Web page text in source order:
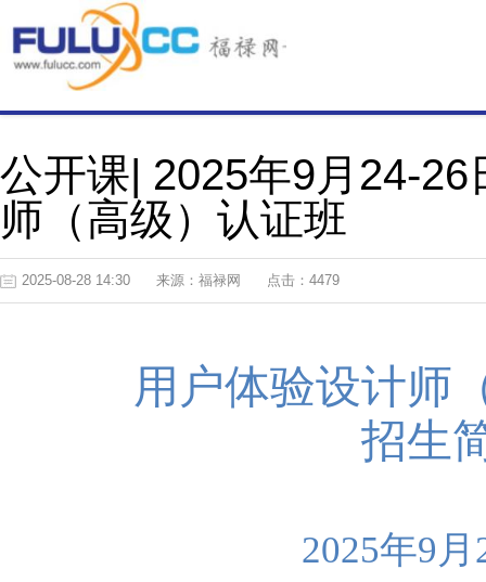
公开课| 2025年9月24-
师（高级）认证班
2025-08-28 14:30 来源：福禄网 点击：4479
用户体验设计师
招生
2025年9月